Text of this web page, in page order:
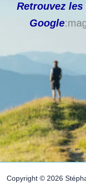
Retrouvez
Google
Copyright © 2026